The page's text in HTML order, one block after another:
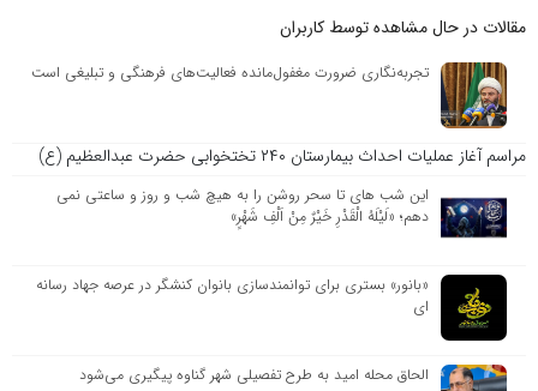
مقالات در حال مشاهده توسط کاربران
تجربه‌نگاری ضرورت مغفول‌مانده فعالیت‌های فرهنگی و تبلیغی است
مراسم آغاز عملیات احداث بیمارستان ۲۴۰ تختخوابی حضرت عبدالعظیم (ع)
این شب های تا سحر روشن را به هیچ شب و روز و ساعتی نمی
دهم؛ «لَیْلَهُ الْقَدْرِ خَیْرٌ مِنْ اَلْفِ شَهْرٍ»
«بانور» بستری برای توانمندسازی بانوان کنشگر در عرصه جهاد رسانه
ای
الحاق محله امید به طرح تفصیلی شهر گناوه پیگیری می‌شود